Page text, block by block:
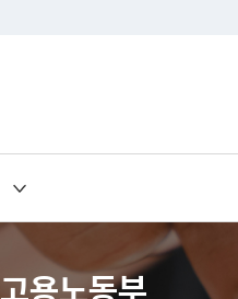
고용노동부